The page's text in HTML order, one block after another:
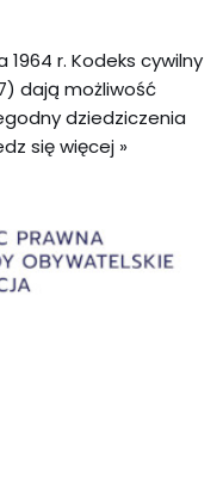
r. Kodeks cywilny
dają możliwość
dziedziczenia
się więcej »